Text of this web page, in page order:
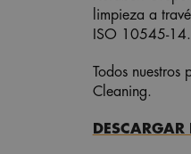
limpieza a
ISO 10545-14.
Todos
Cleaning.
DESCARGAR